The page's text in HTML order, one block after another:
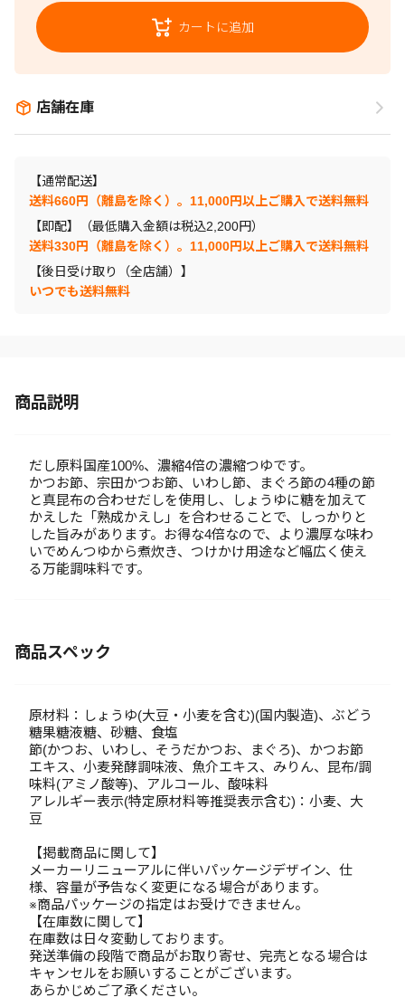
カートに追加
店舗在庫
【通常配送】
送料660円（離島を除く）。11,000円以上ご購入で送料無料
【即配】（最低購入金額は税込2,200円）
送料330円（離島を除く）。11,000円以上ご購入で送料無料
【後日受け取り（全店舗）】
いつでも送料無料
商品説明
だし原料国産100%、濃縮4倍の濃縮つゆです。
かつお節、宗田かつお節、いわし節、まぐろ節の4種の節
と真昆布の合わせだしを使用し、しょうゆに糖を加えて
かえした「熟成かえし」を合わせることで、しっかりと
した旨みがあります。お得な4倍なので、より濃厚な味わ
いでめんつゆから煮炊き、つけかけ用途など幅広く使え
る万能調味料です。
商品スペック
原材料：しょうゆ(大豆・小麦を含む)(国内製造)、ぶどう
糖果糖液糖、砂糖、食塩
節(かつお、いわし、そうだかつお、まぐろ)、かつお節
エキス、小麦発酵調味液、魚介エキス、みりん、昆布/調
味料(アミノ酸等)、アルコール、酸味料
アレルギー表示(特定原材料等推奨表示含む)：小麦、大
豆
【掲載商品に関して】
メーカーリニューアルに伴いパッケージデザイン、仕
様、容量が予告なく変更になる場合があります。
※商品パッケージの指定はお受けできません。
【在庫数に関して】
在庫数は日々変動しております。
発送準備の段階で商品がお取り寄せ、完売となる場合は
キャンセルをお願いすることがございます。
あらかじめご了承ください。